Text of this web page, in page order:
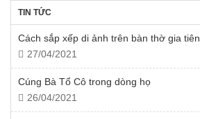
TIN TỨC
Cách sắp xếp di ảnh trên bàn thờ gia tiên
27/04/2021
Cúng Bà Tổ Cô trong dòng họ
26/04/2021